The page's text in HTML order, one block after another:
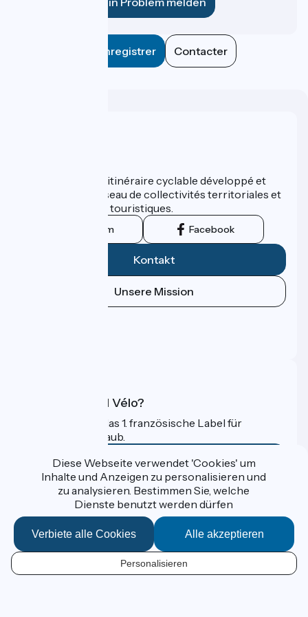
DE
Enregistrer Contacter
ViaRhôna est un itinéraire cyclable développé et
promu par un réseau de collectivités territoriales et
leurs institutions touristiques.
Instagram Facebook
Kontakt
Unsere Mission
Was ist Accueil Vélo?
Accueil Vélo ist das 1. französische Label für
Radfahrer im Urlaub.
Mehr erfahren
Gefördert im Rahmen von Destination France
Données personnelles
Espace Presse
Diese Webseite verwendet 'Cookies' um
Inhalte und Anzeigen zu personalisieren und
zu analysieren. Bestimmen Sie, welche
Dienste benutzt werden dürfen
Alle akzeptieren
Verbiete alle Cookies
Personalisieren